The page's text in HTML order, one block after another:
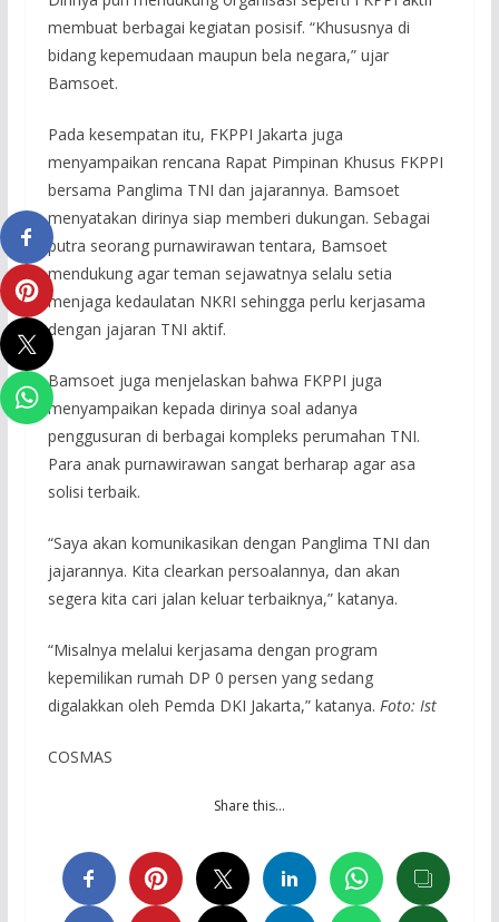
membuat berbagai kegiatan posisif. “Khususnya di
bidang kepemudaan maupun bela negara,” ujar
Bamsoet.
‎Pada kesempatan itu, FKPPI Jakarta juga
menyampaikan rencana Rapat Pimpinan Khusus FKPPI
bersama Panglima TNI dan jajarannya. Bamsoet
menyatakan dirinya siap memberi dukungan. Sebagai
putra seorang purnawirawan tentara, Bamsoet
mendukung agar teman sejawatnya selalu setia
menjaga kedaulatan NKRI sehingga perlu kerjasama
dengan jajaran TNI aktif.
Bamsoet juga menjelaskan bahwa FKPPI juga
menyampaikan kepada dirinya soal adanya
penggusuran di berbagai kompleks perumahan TNI.
Para anak purnawirawan sangat berharap agar asa
solisi terbaik.
“Saya akan komunikasikan dengan Panglima TNI dan
jajarannya. Kita clearkan persoalannya, dan akan
segera kita cari jalan keluar terbaiknya,” katanya.
“Misalnya melalui kerjasama dengan program
kepemilikan rumah DP 0 persen yang sedang
digalakkan oleh Pemda DKI Jakarta,” katanya. Foto: Ist
COSMAS
Share this…